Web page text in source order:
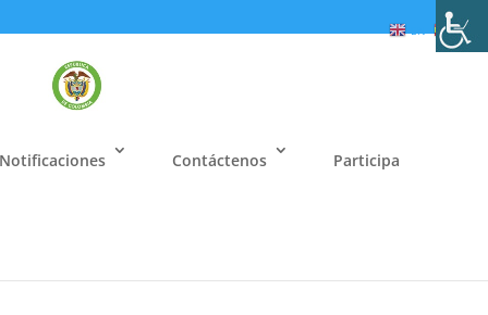
Notificaciones Contáctenos Participa
ES